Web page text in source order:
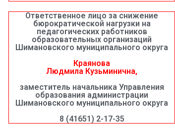
Ответственное лицо за снижение
бюрократической нагрузки на
педагогических работников
образовательных организаций
Шимановского муниципального округа
Краянова
Людмила Кузьминична,
заместитель начальника Управления
образования администрации
Шимановского муниципального округа
8 (41651) 2-17-35